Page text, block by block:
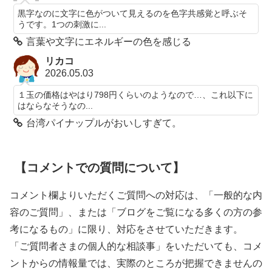
黒字なのに文字に色がついて見えるのを色字共感覚と呼ぶそ
うです。1つの刺激に...
言葉や文字にエネルギーの色を感じる
リカコ
2026.05.03
１玉の価格はやはり798円くらいのようなので…、これ以下に
はならなそうなの...
台湾パイナップルがおいしすぎて。
【コメントでの質問について】
コメント欄よりいただくご質問への対応は、「一般的な内
容のご質問」、または「ブログをご覧になる多くの方の参
考になるもの」に限り、対応をさせていただきます。
「ご質問者さまの個人的な相談事」をいただいても、コメ
ントからの情報量では、実際のところが把握できませんの